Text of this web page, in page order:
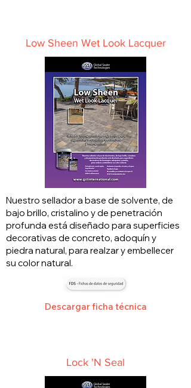
Low Sheen Wet Look Lacquer
Nuestro sellador a base de solvente, de
bajo brillo, cristalino y de penetración
profunda está diseñado para superficies
decorativas de concreto, adoquín y
piedra natural, para realzar y embellecer
su color natural.
Descargar ficha técnica
Lock 'N Seal